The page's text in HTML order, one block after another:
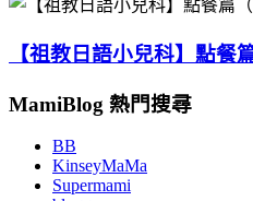
【祖教日語小兒科】點餐
MamiBlog 熱門搜尋
BB
KinseyMaMa
Supermami